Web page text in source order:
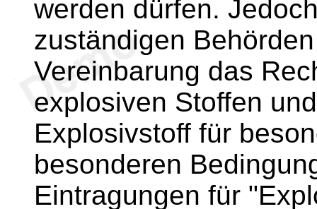
werden dürfen.
zuständigen
Vereinbarung das
explosiven Stoffen
Explosivstoff für
besonderen
Eintragungen für